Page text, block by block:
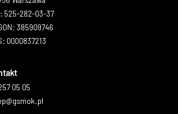
525-282-03-37
385909746
0000837213
05 05